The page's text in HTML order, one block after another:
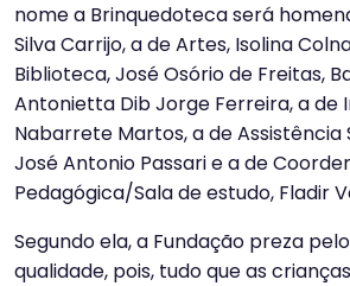
nome a Brinquedoteca será
Silva Carrijo, a de Artes, Isolina
Biblioteca, José Osório de Freitas,
Antonietta Dib Jorge Ferreira, a de
Nabarrete Martos, a de Assistência
José Antonio Passari e a de
Pedagógica/Sala de estudo, Fladir
Segundo ela, a Fundação preza
qualidade, pois, tudo que as